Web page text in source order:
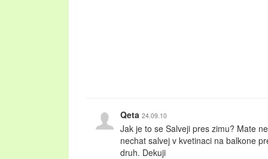
Qeta 24.09.10
Jak je to se Salveji pres zimu? Mate
nechat salvej v kvetinaci na balkone
druh. Dekuji